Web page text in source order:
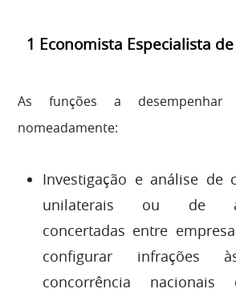
1 Economista Especialista
As funções a desempenhar
nomeadamente:
Investigação e análise de
unilaterais ou de
concertadas entre
configurar infrações
concorrência